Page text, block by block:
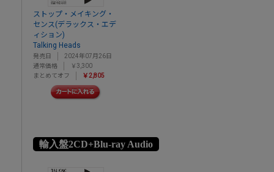
ストップ・メイキング・
センス(デラックス・エデ
ィション)
Talking Heads
発売日
2024年07月26日
通常価格
￥3,300
まとめてオフ
￥2,805
輸入盤2CD+Blu-ray Audio